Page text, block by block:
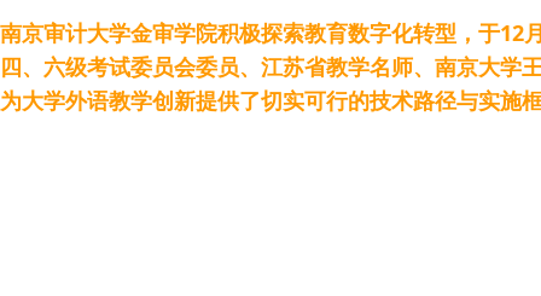
南京审计大学金审学院积极探索教育数字化转型，于
四、六级考试委员会委员、江苏省教学名师、南京大
为大学外语教学创新提供了切实可行的技术路径与实施